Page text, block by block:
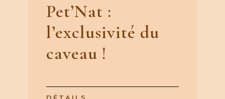
Pet’Nat :
l’exclusivité du
caveau !